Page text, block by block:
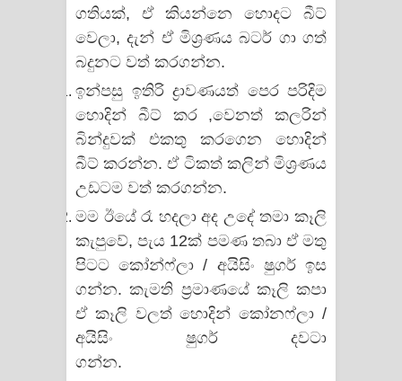
ගතියක්, ඒ කියන්නෙ හොදට බීට්
වෙලා, දැන් ඒ මිශ්‍රණය බටර් ගා ගත්
බදුනට වත් කරගන්න.
ඉන්පසු ඉතිරි ද්‍රාවණයත් පෙර පරිදිම
හොදින් බීට් කර ,වෙනත් කලරින්
බින්දුවක් එකතු කරගෙන හොදින්
බීට් කරන්න. ඒ ටිකත් කලින් මිශ්‍රණය
උඩටම වත් කරගන්න.
මම ඊයේ රෑ හදලා අද උදේ තමා කෑලි
කැපුවේ, පැය 12ක් පමණ තබා ඒ මතු
පිටට කෝන්ෆ්ලා / අයිසිං ෂුගර් ඉස
ගන්න. කැමති ප්‍රමාණයේ කෑලි කපා
ඒ කෑලි වලත් හොදින් කෝනෆ්ලා /
අයිසිං ෂුගර් දවටා
ගන්න.